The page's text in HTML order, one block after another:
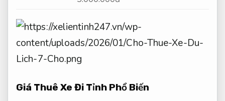
Giá Thuê Xe Đi Tỉnh Phổ Biến